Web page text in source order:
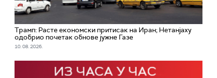
Трамп: Расте економски притисак на Иран; Нетанјаху
одобрио почетак обнове јужне Газе
10. 08. 2026.